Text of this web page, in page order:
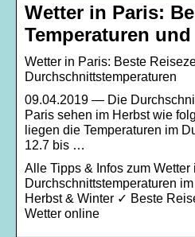
Wetter in Paris:
Temperaturen
Wetter in Paris: Beste
Durchschnittstemperaturen
09.04.2019 — Die
Paris sehen im Herbst wie
liegen die Temperaturen im
12.7 bis …
Alle Tipps & Infos zum Wetter
Durchschnittstemperaturen
Herbst & Winter ✓ Beste
Wetter online